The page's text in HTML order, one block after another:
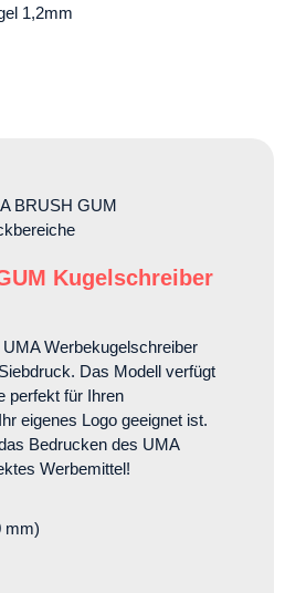
1,2mm
Kugelschreiber
Werbekugelschreiber
Das Modell verfügt
perfekt für Ihren
eigenes Logo geeignet ist.
Bedrucken des UMA
Werbemittel!
mm)